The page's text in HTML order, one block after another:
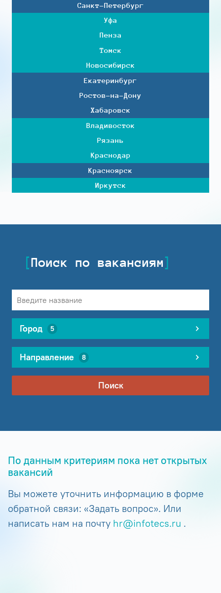
Санкт-Петербург
Уфа
Пенза
Томск
Новосибирск
Екатеринбург
Ростов-на-Дону
Хабаровск
Владивосток
Рязань
Краснодар
Красноярск
Иркутск
Поиск по вакансиям
Город 5
Направление 8
Поиск
По данным критериям пока нет открытых
вакансий
Вы можете уточнить информацию в форме
обратной связи: «Задать вопрос». Или
написать нам на почту hr@infotecs.ru .